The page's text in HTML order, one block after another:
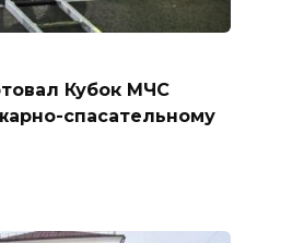
Кубок МЧС
спасательному